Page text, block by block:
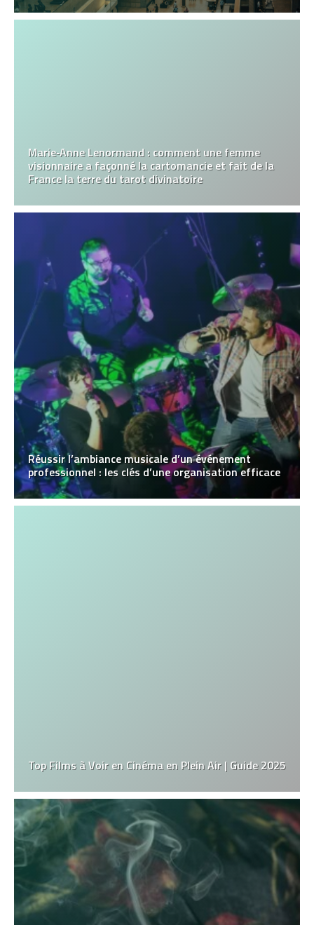
Marie‑Anne Lenormand : comment une femme
visionnaire a façonné la cartomancie et fait de la
France la terre du tarot divinatoire
Réussir l’ambiance musicale d’un événement
professionnel : les clés d’une organisation efficace
Top Films à Voir en Cinéma en Plein Air | Guide 2025